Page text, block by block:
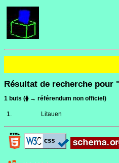
Résultat de recherche
1 buts (⧫ → référendum non officiel)
1. Litauen